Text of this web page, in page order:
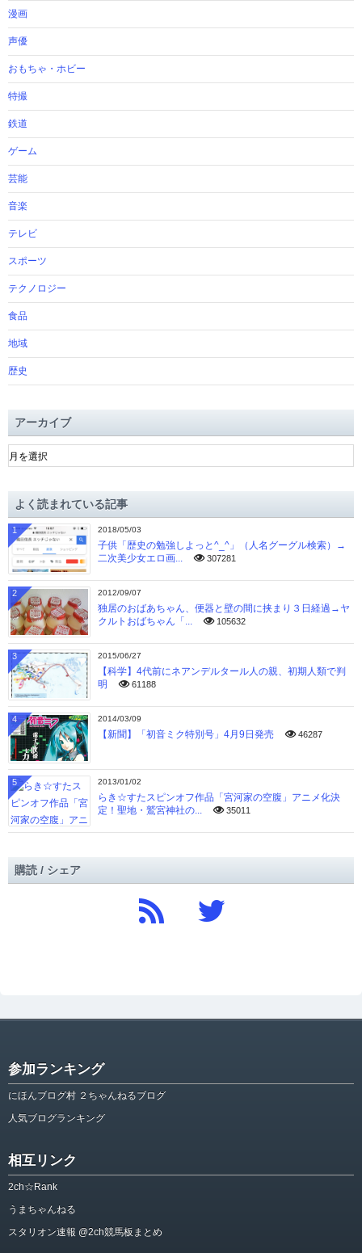
漫画
声優
おもちゃ・ホビー
特撮
鉄道
ゲーム
芸能
音楽
テレビ
スポーツ
テクノロジー
食品
地域
歴史
アーカイブ
ア
ー
ブよく読まれている記事
2018/05/03
子供「歴史の勉強しよっと^_^」（人名グーグル検索）→
二次美少女エロ画...
307281
1
2012/09/07
独居のおばあちゃん、便器と壁の間に挟まり３日経過→ヤ
クルトおばちゃん「...
105632
2
2015/06/27
【科学】4代前にネアンデルタール人の親、初期人類で判
明
61188
3
2014/03/09
【新聞】「初音ミク特別号」4月9日発売 46287
4
2013/01/02
らき☆すたスピンオフ作品「宮河家の空腹」アニメ化決
定！聖地・鷲宮神社の...
35011
5
購読 / シェア
参加ランキング
にほんブログ村 ２ちゃんねるブログ
人気ブログランキング
相互リンク
2ch☆Rank
うまちゃんねる
スタリオン速報 @2ch競馬板まとめ